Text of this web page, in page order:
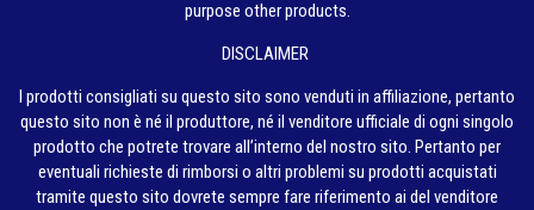
purpose other products.
DISCLAIMER
I prodotti consigliati su questo sito sono venduti in affiliazione, pertanto
questo sito non è né il produttore, né il venditore ufficiale di ogni singolo
prodotto che potrete trovare all’interno del nostro sito. Pertanto per
eventuali richieste di rimborsi o altri problemi su prodotti acquistati
tramite questo sito dovrete sempre fare riferimento ai del venditore